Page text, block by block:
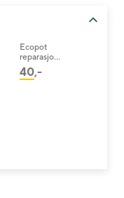
Ecopot
reparasjons
svamp sort
40,-